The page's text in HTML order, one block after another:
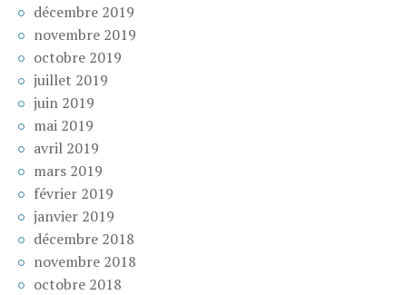
décembre 2019
novembre 2019
octobre 2019
juillet 2019
juin 2019
mai 2019
avril 2019
mars 2019
février 2019
janvier 2019
décembre 2018
novembre 2018
octobre 2018